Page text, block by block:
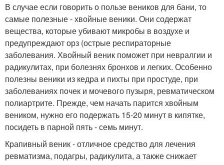
В случае если говорить о пользе веников для бани, то
самые полезные - хвойные веники. Они содержат
вещества, которые убивают микробы в воздухе и
предупреждают орз (острые респираторные
заболевания. Хвойный веник поможет при невралгии и
радикулитах, при болезнях бронхов и легких. Особенно
полезны веники из кедра и пихты при простуде, при
заболеваниях почек и мочевого пузыря, ревматическом
полиартрите. Прежде, чем начать парится хвойным
веником, нужно его подержать 15-20 минут в кипятке,
посидеть в парной пять - семь минут.
Крапивный веник - отличное средство для лечения
ревматизма, подагры, радикулита, а также снижает